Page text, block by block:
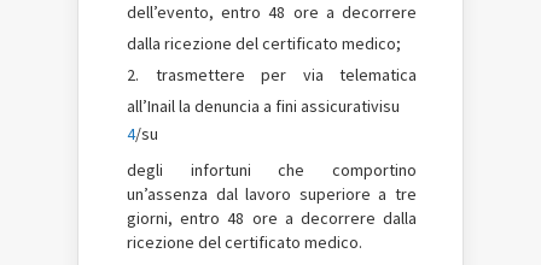
dell’evento, entro 48 ore a decorrere
dalla ricezione del certificato medico;
trasmettere per via telematica
all’Inail la denuncia a fini assicurativisu
4/su
degli infortuni che comportino
un’assenza dal lavoro superiore a tre
giorni, entro 48 ore a decorrere dalla
ricezione del certificato medico.